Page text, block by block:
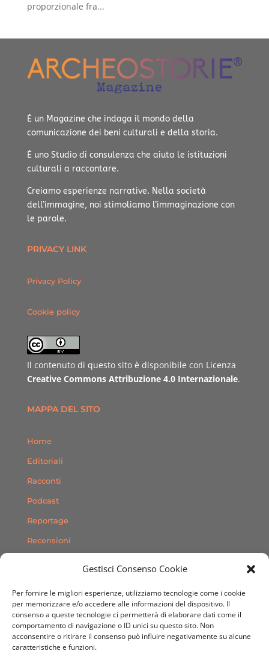
Gestisci Consenso Cookie
Per fornire le migliori esperienze, utilizziamo tecnologie come i cookie
per memorizzare e/o accedere alle informazioni del dispositivo. Il
consenso a queste tecnologie ci permetterà di elaborare dati come il
comportamento di navigazione o ID unici su questo sito. Non
acconsentire o ritirare il consenso può influire negativamente su alcune
caratteristiche e funzioni.
proporzionale fra...
È un Magazine che indaga il mondo della
comunicazione dei beni culturali e della storia.
È uno Studio di consulenza che aiuta le istituzioni
culturali a raccontare.
Creiamo esperienze narrative. Nella società
dell’immagine, noi stimoliamo l’immaginazione con
le parole.
PRIVACY LINK
Privacy Policy
Cookie policy
Il contenuto di questo sito è disponibile con Licenza
Creative Commons Attribuzione 4.0 Internazionale.
MAPPA DEL SITO
Home
Editoriali
Racconti
Podcast
Reportage
Recensioni
Contatti
SEGUICI SUI SOCIAL